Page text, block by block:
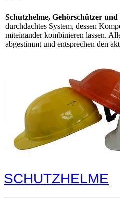
Schutzhelme, Gehörschützer und
durchdachtes System, dessen
miteinander kombinieren lassen.
abgestimmt und entsprechen den
SCHUTZHELME